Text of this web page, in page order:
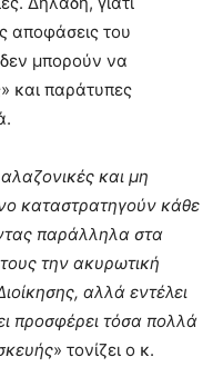
αποφάσεις του
δεν μπορούν να
και παράτυπες
και μη
καταστρατηγούν κάθε
παράλληλα στα
την ακυρωτική
αλλά εντέλει
προσφέρει τόσα πολλά
» τονίζει ο κ.